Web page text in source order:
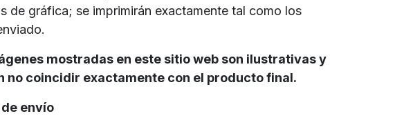
de gráfica; se imprimirán exactamente tal como los
mostradas en este sitio web son ilustrativas y
no coincidir exactamente con el producto final.
envío